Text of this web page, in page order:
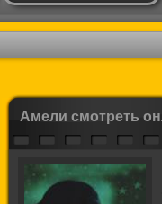
Амели смотреть